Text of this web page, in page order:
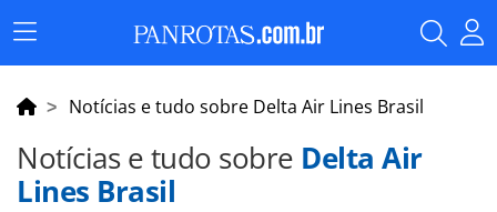
Menu
Principal
Notícias e tudo sobre Delta Air Lines Brasil
Notícias e tudo sobre Delta Air
Lines Brasil